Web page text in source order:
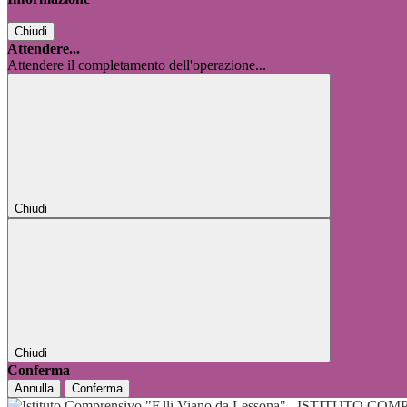
Chiudi
Attendere...
Attendere il completamento dell'operazione...
Chiudi
Chiudi
Conferma
Annulla Conferma